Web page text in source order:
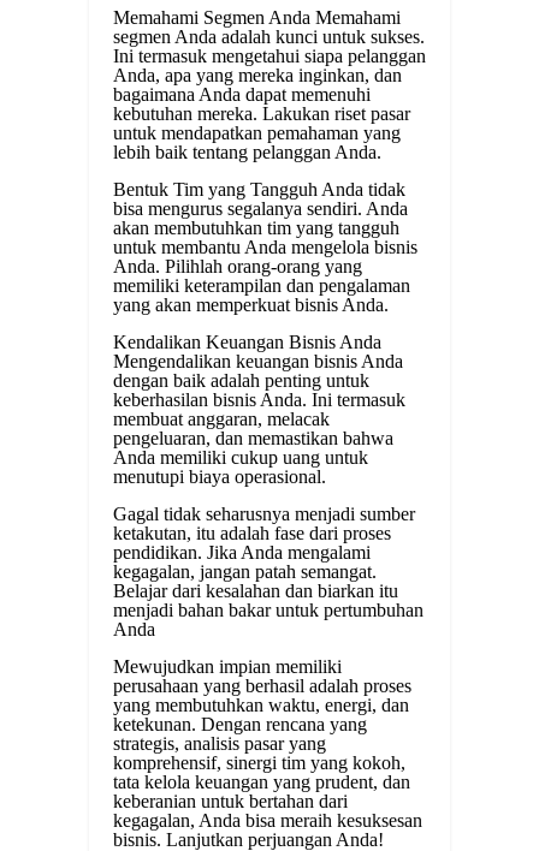
Memahami Segmen Anda Memahami
segmen Anda adalah kunci untuk sukses.
Ini termasuk mengetahui siapa pelanggan
Anda, apa yang mereka inginkan, dan
bagaimana Anda dapat memenuhi
kebutuhan mereka. Lakukan riset pasar
untuk mendapatkan pemahaman yang
lebih baik tentang pelanggan Anda.
Bentuk Tim yang Tangguh Anda tidak
bisa mengurus segalanya sendiri. Anda
akan membutuhkan tim yang tangguh
untuk membantu Anda mengelola bisnis
Anda. Pilihlah orang-orang yang
memiliki keterampilan dan pengalaman
yang akan memperkuat bisnis Anda.
Kendalikan Keuangan Bisnis Anda
Mengendalikan keuangan bisnis Anda
dengan baik adalah penting untuk
keberhasilan bisnis Anda. Ini termasuk
membuat anggaran, melacak
pengeluaran, dan memastikan bahwa
Anda memiliki cukup uang untuk
menutupi biaya operasional.
Gagal tidak seharusnya menjadi sumber
ketakutan, itu adalah fase dari proses
pendidikan. Jika Anda mengalami
kegagalan, jangan patah semangat.
Belajar dari kesalahan dan biarkan itu
menjadi bahan bakar untuk pertumbuhan
Anda
Mewujudkan impian memiliki
perusahaan yang berhasil adalah proses
yang membutuhkan waktu, energi, dan
ketekunan. Dengan rencana yang
strategis, analisis pasar yang
komprehensif, sinergi tim yang kokoh,
tata kelola keuangan yang prudent, dan
keberanian untuk bertahan dari
kegagalan, Anda bisa meraih kesuksesan
bisnis. Lanjutkan perjuangan Anda!